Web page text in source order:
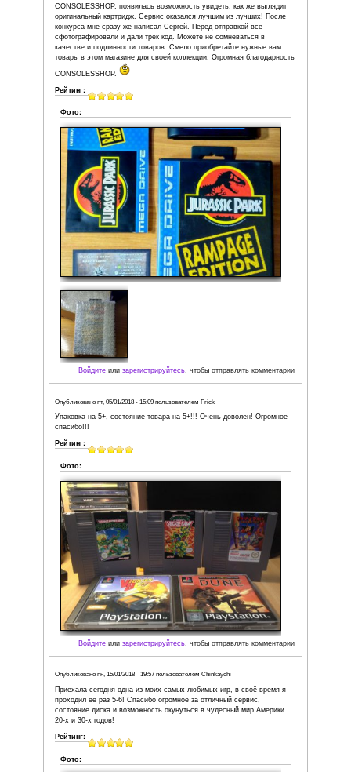
Войдите
Опубликовано сб, 30/12/2017 - 01:29пользователем
Недавно приобрёл в данном магазине довольно
приставку Nintendo 64 (регион PAL-"европейка") в
день рождения. Изначальная идея выглядела как
подарить другу-геймдизайнеру ретроконсоль", и после
выбор пал на N64 по двум причинам: оригинальность и
обе причины - от того, что носитель игр здесь -
После двух недель поисков, переговоров, и одной
обломавшейся сделки, идея висела на волоске от
приближалось, предстоял переезд в другой город, да
время поискать и заказать картриджи. Случайно
consolesshop.net, где в единственном экземпляре, без
упаковки, но в очень хорошем состоянии,
адекватной цене. Полазил по группе магазина
проверить, можно ли доверять продавцу), решился и
было в субботу, но через пару часов consolesshop
вопросы насчёт риска приобретения.
в воскресенье (службой доставки была выбрана
дня после покупки я с нетерпением бежал за своей
О качестве упаковки говорить смысла нет - по другим
всё понятно
продавцом, который одинаково бережно относится не
упаковыванию посылок, но и к своим клиентам!
Рейтинг:
Фото: